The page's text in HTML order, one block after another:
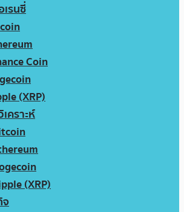
เรนซี่
Coin
(XRP)
คราะห์
(XRP)